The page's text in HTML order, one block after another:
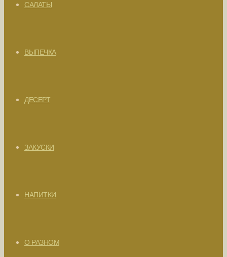
САЛАТЫ
ВЫПЕЧКА
ДЕСЕРТ
ЗАКУСКИ
НАПИТКИ
О РАЗНОМ